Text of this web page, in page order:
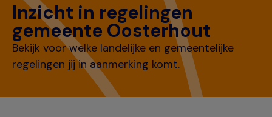
Inzicht in regelingen
gemeente Oosterhout
Bekijk voor welke landelijke en gemeentelijke
regelingen jij in aanmerking komt.